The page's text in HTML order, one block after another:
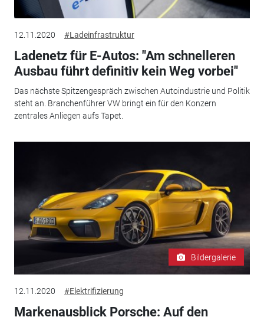
12.11.2020 #Ladeinfrastruktur
Ladenetz für E-Autos: "Am schnelleren
Ausbau führt definitiv kein Weg vorbei"
Das nächste Spitzengespräch zwischen Autoindustrie und Politik
steht an. Branchenführer VW bringt ein für den Konzern
zentrales Anliegen aufs Tapet.
Bildergalerie
12.11.2020 #Elektrifizierung
Markenausblick Porsche: Auf den